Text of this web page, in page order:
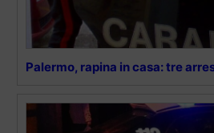
Palermo, rapina in casa: tre